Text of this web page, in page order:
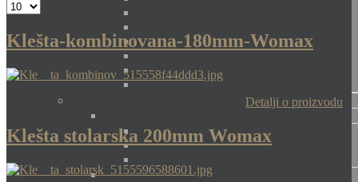
Klešta-kombinovana-180mm-Womax
Detalji o proizvodu
Klešta stolarska 200mm Womax